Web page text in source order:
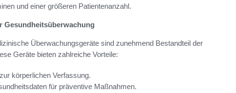
und einer größeren Patientenanzahl.
Gesundheitsüberwachung
Überwachungsgeräte sind zunehmend Bestandteil der
Geräte bieten zahlreiche Vorteile:
körperlichen Verfassung.
für präventive Maßnahmen.